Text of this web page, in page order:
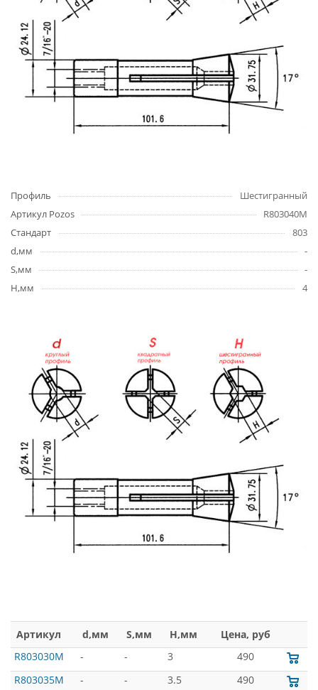
Профиль
Шестигранный
Артикул Pozos
R803040M
Стандарт
803
d,мм
-
S,мм
-
H,мм
4
Артикул d,мм S,мм H,мм
Цена, руб
R803030M
- - 3
490
R803035M
- - 3.5
490